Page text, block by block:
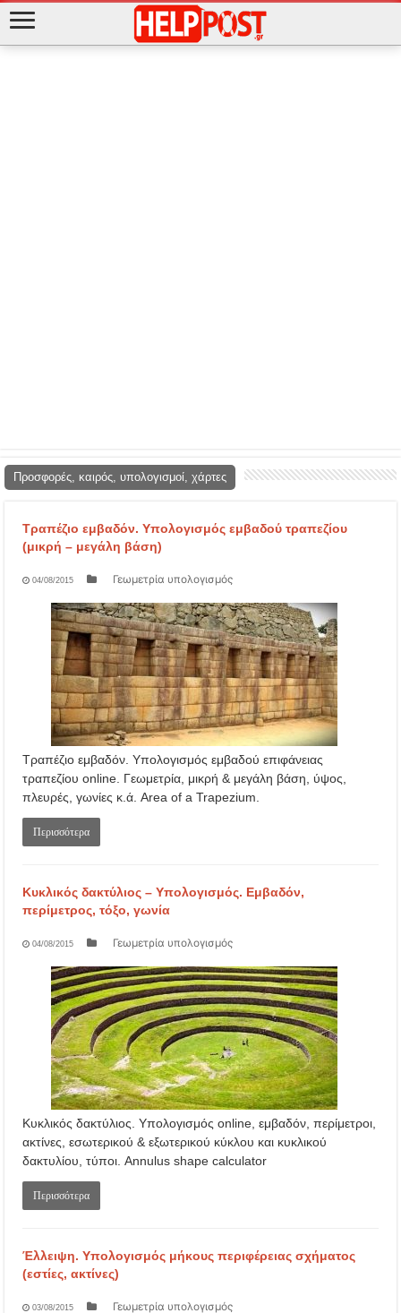
Προσφορές, καιρός, υπολογισμοί, χάρτες
Τραπέζιο εμβαδόν. Υπολογισμός εμβαδού τραπεζίου
(μικρή – μεγάλη βάση)
04/08/2015 Γεωμετρία υπολογισμός
Τραπέζιο εμβαδόν. Υπολογισμός εμβαδού επιφάνειας
τραπεζίου online. Γεωμετρία, μικρή & μεγάλη βάση, ύψος,
πλευρές, γωνίες κ.ά. Area of a Trapezium.
Περισσότερα
Κυκλικός δακτύλιος – Υπολογισμός. Εμβαδόν,
περίμετρος, τόξο, γωνία
04/08/2015 Γεωμετρία υπολογισμός
Κυκλικός δακτύλιος. Υπολογισμός online, εμβαδόν, περίμετροι,
ακτίνες, εσωτερικού & εξωτερικού κύκλου και κυκλικού
δακτυλίου, τύποι. Annulus shape calculator
Περισσότερα
Έλλειψη. Υπολογισμός μήκους περιφέρειας σχήματος
(εστίες, ακτίνες)
03/08/2015 Γεωμετρία υπολογισμός